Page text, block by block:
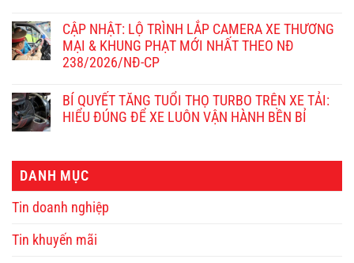
CẬP NHẬT: LỘ TRÌNH LẮP CAMERA XE THƯƠNG
MẠI & KHUNG PHẠT MỚI NHẤT THEO NĐ
238/2026/NĐ-CP
BÍ QUYẾT TĂNG TUỔI THỌ TURBO TRÊN XE TẢI:
HIỂU ĐÚNG ĐỂ XE LUÔN VẬN HÀNH BỀN BỈ
DANH MỤC
Tin doanh nghiệp
Tin khuyến mãi